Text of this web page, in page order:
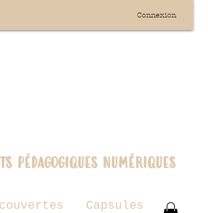
Connexion
pédagogiques numériques
Capsules